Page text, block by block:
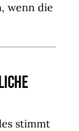
wenn die
stimmt